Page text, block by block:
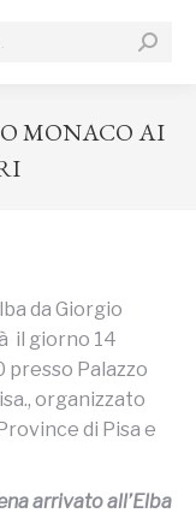
MONACO AI
da Giorgio
il giorno 14
presso Palazzo
organizzato
di Pisa e
arrivato all’Elba